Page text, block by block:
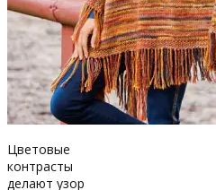
Цветовые
контрасты
делают узор